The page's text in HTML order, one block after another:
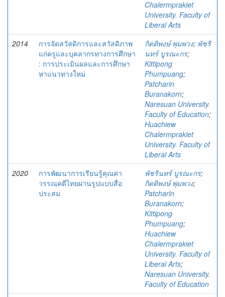
Chalermprakiet
University. Faculty of
Liberal Arts
2014
การจัดสวัสดิการและสวัสดิภาพ
แก่ครูและบุคลากรทางการศึกษา
: การประเมินผลและการศึกษา
หาแนวทางใหม่
กิตติพงษ์ พุ่มพวง; พัชริ
นทร์ บูรณะกร;
Kittipong
Phumpuang;
Patcharin
Buranakorn;
Naresuan University.
Faculty of Education;
Huachiew
Chalermprakiet
University. Faculty of
Liberal Arts
2020
การพัฒนาการเรียนรู้คุณค่า
วรรณคดีไทยผ่านรูปแบบสื่อ
ประสม
พัชรินทร์ บูรณะกร;
กิตติพงษ์ พุ่มพวง;
Patcharin
Buranakorn;
Kittipong
Phumpuang;
Huachiew
Chalermprakiet
University. Faculty of
Liberal Arts;
Naresuan University.
Faculty of Education